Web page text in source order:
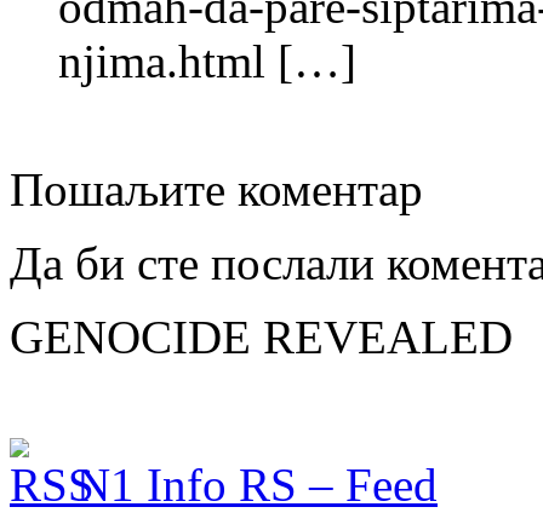
njima.html […]
Пошаљите коментар
Да би сте послали
GENOCIDE REVEALED
N1 Info RS – Feed